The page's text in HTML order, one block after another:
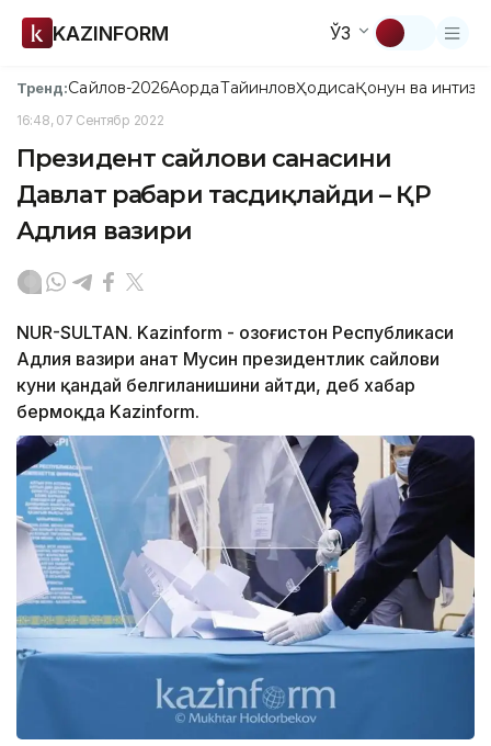
KAZINFORM ЎЗ
Тренд:Сайлов-2026АқордаТайинловҲодисаҚонун ва
16:48, 07 Сентябр 2022
Президент сайлови санасини
Давлат раҳбари тасдиқлайди – ҚР
Адлия вазири
NUR-SULTAN. Kazinform - Қозоғистон Республикаси
Адлия вазири Қанат Мусин президентлик сайлови
куни қандай белгиланишини айтди, деб хабар
бермоқда Kazinform.